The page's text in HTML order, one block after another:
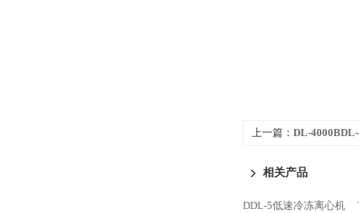
上一篇： DL-
相关产品
DDL-5低速冷冻离心机